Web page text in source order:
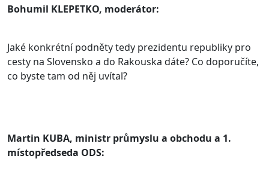
Bohumil KLEPETKO, moderátor:
Jaké konkrétní podněty tedy prezidentu republiky pro
cesty na Slovensko a do Rakouska dáte? Co doporučíte,
co byste tam od něj uvítal?
Martin KUBA, ministr průmyslu a obchodu a 1.
místopředseda ODS: